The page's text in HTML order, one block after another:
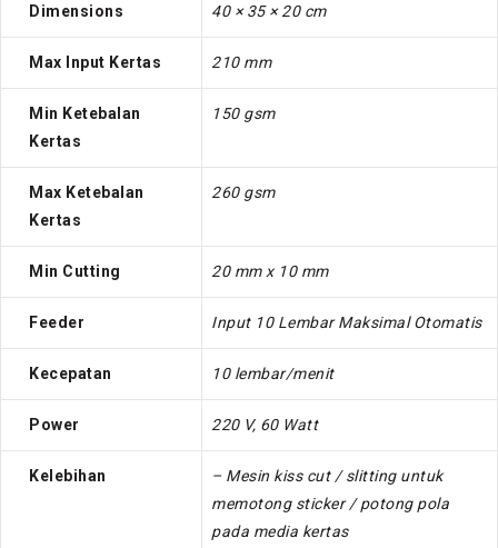
Dimensions 40 × 35 × 20 cm
Max Input Kertas 210 mm
Min Ketebalan
Kertas
150 gsm
Max Ketebalan
Kertas
260 gsm
Min Cutting 20 mm x 10 mm
Feeder Input 10 Lembar Maksimal Otomatis
Kecepatan 10 lembar/menit
Power 220 V, 60 Watt
Kelebihan
– Mesin kiss cut / slitting untuk
memotong sticker / potong pola
pada media kertas